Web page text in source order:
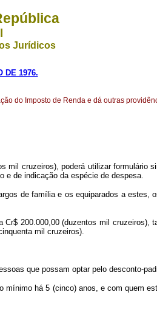
Jurídicos
DE 1976.
do Imposto de Renda e dá outras
mil cruzeiros), poderá utilizar formulário
e de indicação da espécie de despesa.
de família e os equiparados a estes,
200.000,00 (duzentos mil cruzeiros),
mil cruzeiros).
que possam optar pelo desconto-
há 5 (cinco) anos, e com quem